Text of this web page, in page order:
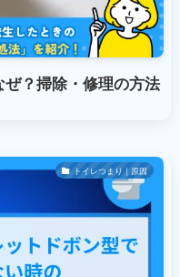
ぜ？掃除・修理の方法
トイレつまり｜原因